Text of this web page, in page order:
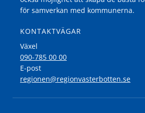
för samverkan med kommunerna.
KONTAKTVÄGAR
Växel
090-785 00 00
E-post
regionen@regionvasterbotten.se